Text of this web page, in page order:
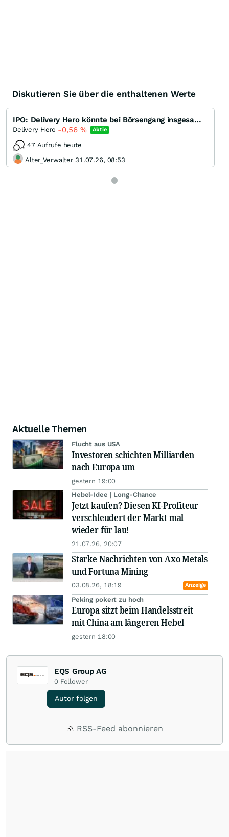
Diskutieren Sie über die enthaltenen Werte
IPO: Delivery Hero könnte bei Börsengang insgesamt bis zu eine Milliarde einsammeln
Delivery Hero -0,56 % Aktie
47 Aufrufe heute
Alter_Verwalter 31.07.26, 08:53
Aktuelle Themen
Flucht aus USA
Investoren schichten Milliarden
nach Europa um
gestern 19:00
Hebel-Idee | Long-Chance
Jetzt kaufen? Diesen KI-Profiteur
verschleudert der Markt mal
wieder für lau!
21.07.26, 20:07
Starke Nachrichten von Axo Metals
und Fortuna Mining
03.08.26, 18:19 Anzeige
Peking pokert zu hoch
Europa sitzt beim Handelsstreit
mit China am längeren Hebel
gestern 18:00
EQS Group AG
0 Follower
Autor folgen
RSS-Feed abonnieren